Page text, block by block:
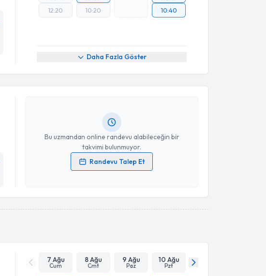
12:20
10:20
10:40
Daha Fazla Göster
Bu uzmandan online randevu alabileceğin bir
takvimi bulunmuyor.
Randevu Talep Et
Randevu Takvimi Talebi
Op. Dr. Ebru Yılmaziçin randevu takvimi talebi oluşturun. Size
bu uzmandan randevu almanız için bir takvim hazırlandığında e-
Kişisel verilerimin işlenmesine ilişkinAydınlatma Metni
7 Ağu
Cum
8 Ağu
Cmt
9 Ağu
Paz
10 Ağu
Pzt